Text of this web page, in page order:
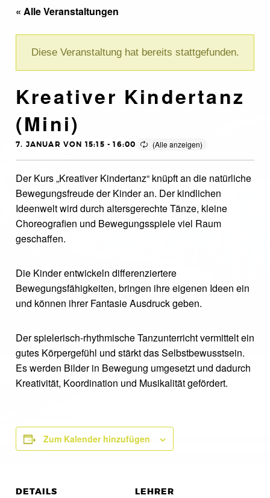
« Alle Veranstaltungen
Diese Veranstaltung hat bereits stattgefunden.
Kreativer Kindertanz
(Mini)
7. JANUAR VON 15:15 -16:00
Der Kurs „Kreativer Kindertanz“ knüpft an die natürliche
Bewegungsfreude der Kinder an. Der kindlichen
Ideenwelt wird durch altersgerechte Tänze, kleine
Choreografien und Bewegungsspiele viel Raum
geschaffen.
Die Kinder entwickeln differenziertere
Bewegungsfähigkeiten, bringen ihre eigenen Ideen ein
und können ihrer Fantasie Ausdruck geben.
Der spielerisch-rhythmische Tanzunterricht vermittelt ein
gutes Körpergefühl und stärkt das Selbstbewusstsein.
Es werden Bilder in Bewegung umgesetzt und dadurch
Kreativität, Koordination und Musikalität gefördert.
Zum Kalender hinzufügen
DETAILS LEHRER